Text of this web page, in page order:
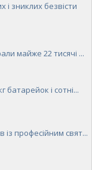
і зниклих безвісти
майже 22 тисячі ...
батарейок і сотні...
із професійним свят...